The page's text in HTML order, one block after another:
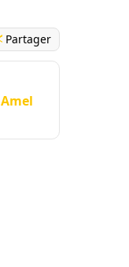
Partager